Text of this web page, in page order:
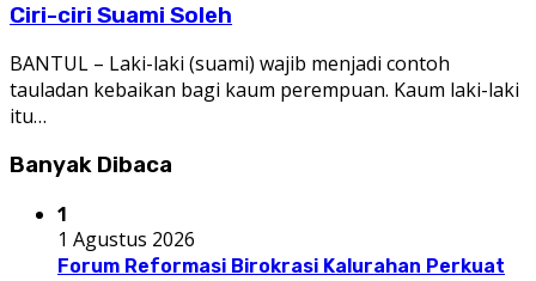
Ciri-ciri Suami Soleh
BANTUL – Laki-laki (suami) wajib menjadi contoh
tauladan kebaikan bagi kaum perempuan. Kaum laki-laki
itu…
Banyak Dibaca
1
1 Agustus 2026
Forum Reformasi Birokrasi Kalurahan Perkuat